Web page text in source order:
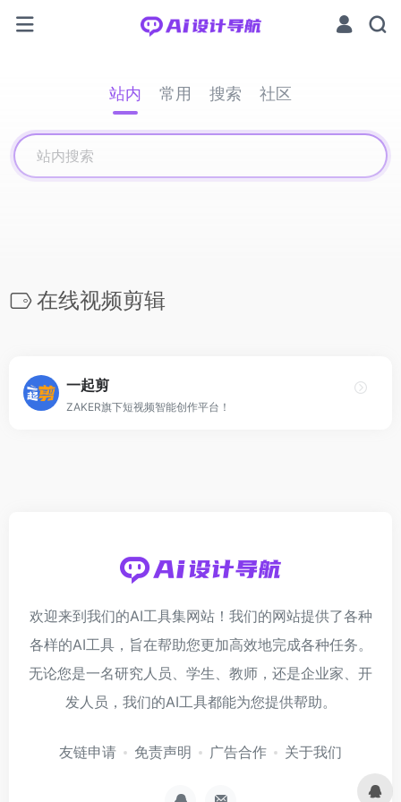
站内 常用 搜索 社区
在线视频剪辑
一起剪
ZAKER旗下短视频智能创作平台！
欢迎来到我们的AI工具集网站！我们的网站提供了各种
各样的AI工具，旨在帮助您更加高效地完成各种任务。
无论您是一名研究人员、学生、教师，还是企业家、开
发人员，我们的AI工具都能为您提供帮助。
友链申请 免责声明 广告合作 关于我们